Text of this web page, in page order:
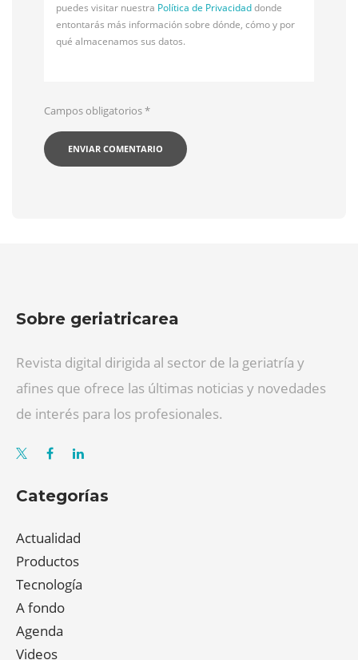
puedes visitar nuestra Política de Privacidaddonde
entontarás más información sobre dónde, cómo y por
qué almacenamos sus datos.
Campos obligatorios*
Sobre geriatricarea
Revista digital dirigida al sector de la geriatría y
afines que ofrece las últimas noticias y novedades
de interés para los profesionales.
Categorías
Actualidad
Productos
Tecnología
A fondo
Agenda
Videos